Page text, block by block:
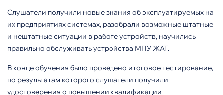
Слушатели получили новые знания об эксплуатируемых на
их предприятиях системах, разобрали возможные штатные
и нештатные ситуации в работе устройств, научились
правильно обслуживать устройства МПУ ЖАТ.
В конце обучения было проведено итоговое тестирование,
по результатам которого слушатели получили
удостоверения о повышении квалификации